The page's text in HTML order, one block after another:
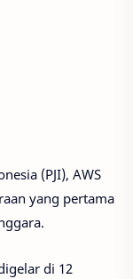
(PJI), AWS
yang pertama
di 12